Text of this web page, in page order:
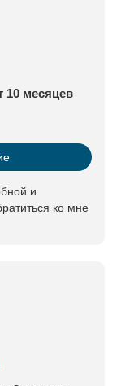
10 месяцев
и
ко мне